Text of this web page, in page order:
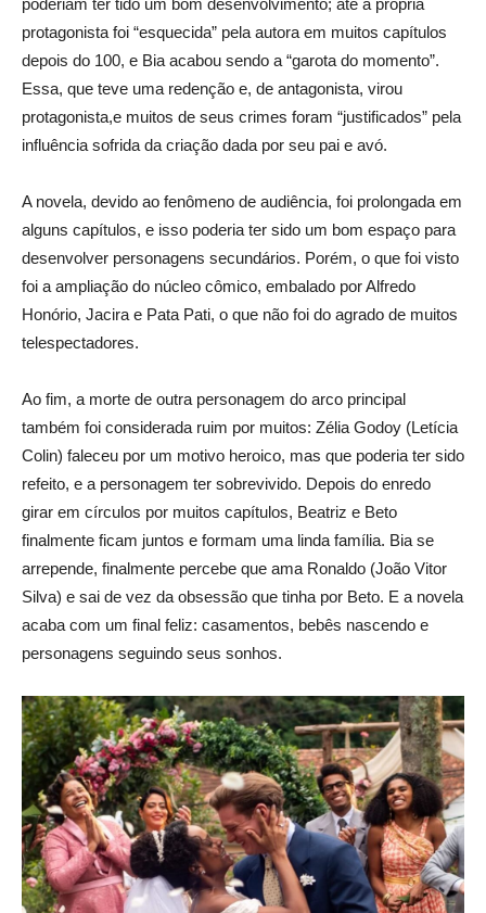
protagonista foi “esquecida” pela autora em muitos capítulos
depois do 100, e Bia acabou sendo a “garota do momento”.
Essa, que teve uma redenção e, de antagonista, virou
protagonista,e muitos de seus crimes foram “justificados” pela
influência sofrida da criação dada por seu pai e avó.
A novela, devido ao fenômeno de audiência, foi prolongada em
alguns capítulos, e isso poderia ter sido um bom espaço para
desenvolver personagens secundários. Porém, o que foi visto
foi a ampliação do núcleo cômico, embalado por Alfredo
Honório, Jacira e Pata Pati, o que não foi do agrado de muitos
telespectadores.
Ao fim, a morte de outra personagem do arco principal
também foi considerada ruim por muitos: Zélia Godoy (Letícia
Colin) faleceu por um motivo heroico, mas que poderia ter sido
refeito, e a personagem ter sobrevivido. Depois do enredo
girar em círculos por muitos capítulos, Beatriz e Beto
finalmente ficam juntos e formam uma linda família. Bia se
arrepende, finalmente percebe que ama Ronaldo (João Vitor
Silva) e sai de vez da obsessão que tinha por Beto. E a novela
acaba com um final feliz: casamentos, bebês nascendo e
personagens seguindo seus sonhos.